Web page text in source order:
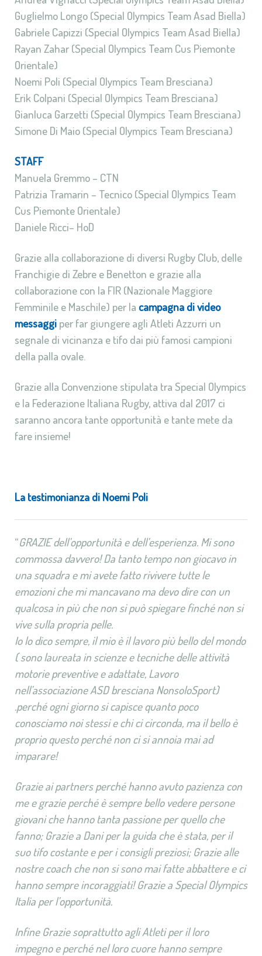
Guglielmo Longo (Special Olympics Team Asad Biella)
Gabriele Capizzi (Special Olympics Team Asad Biella)
Rayan Zahar (Special Olympics Team Cus Piemonte
Orientale)
Noemi Poli (Special Olympics Team Bresciana)
Erik Colpani (Special Olympics Team Bresciana)
Gianluca Garzetti (Special Olympics Team Bresciana)
Simone Di Maio (Special Olympics Team Bresciana)
STAFF
Manuela Gremmo – CTN
Patrizia Tramarin – Tecnico (Special Olympics Team
Cus Piemonte Orientale)
Daniele Ricci– HoD
Grazie alla collaborazione di diversi Rugby Club, delle
Franchigie di Zebre e Benetton e grazie alla
collaborazione con la FIR (Nazionale Maggiore
Femminile e Maschile) per la campagna di video
messaggi per far giungere agli Atleti Azzurri un
segnale di vicinanza e tifo dai più famosi campioni
della palla ovale.
Grazie alla Convenzione stipulata tra Special Olympics
e la Federazione Italiana Rugby, attiva dal 2017 ci
saranno ancora tante opportunità e tante mete da
fare insieme!
La testimonianza di Noemi Poli
“GRAZIE dell’opportunità e dell’esperienza. Mi sono
commossa davvero! Da tanto tempo non giocavo in
una squadra e mi avete fatto rivivere tutte le
emozioni che mi mancavano ma devo dire con un
qualcosa in più che non si può spiegare finché non si
vive sulla propria pelle.
Io lo dico sempre, il mio è il lavoro più bello del mondo
( sono laureata in scienze e tecniche delle attività
motorie preventive e adattate, Lavoro
nell’associazione ASD bresciana NonsoloSport)
.perché ogni giorno si capisce quanto poco
conosciamo noi stessi e chi ci circonda, ma il bello è
proprio questo perché non ci si annoia mai ad
imparare!
Grazie ai partners perché hanno avuto pazienza con
me e grazie perché è sempre bello vedere persone
giovani che hanno tanta passione per quello che
fanno; Grazie a Dani per la guida che è stata, per il
suo tifo costante e per i consigli preziosi; Grazie alle
nostre coach che non si sono mai fatte abbattere e ci
hanno sempre incoraggiati! Grazie a Special Olympics
Italia per l’opportunità.
Infine Grazie soprattutto agli Atleti per il loro
impegno e perché nel loro cuore hanno sempre